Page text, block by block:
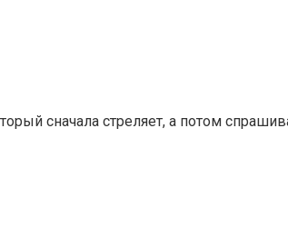
сначала стреляет, а потом